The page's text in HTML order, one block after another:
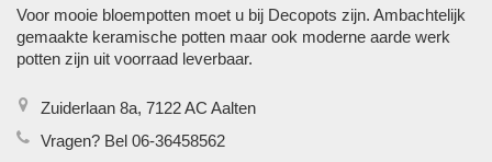
Voor mooie bloempotten moet u bij Decopots zijn. Ambachtelijk
gemaakte keramische potten maar ook moderne aarde werk
potten zijn uit voorraad leverbaar.
Zuiderlaan 8a, 7122 AC Aalten
Vragen? Bel 06-36458562